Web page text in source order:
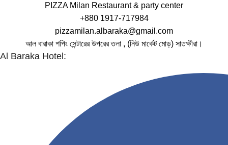
PIZZA Milan Restaurant & party center
+880 1917-717984
pizzamilan.albaraka@gmail.com
আল বারাকা শপিং সেন্টারের উপরের তলা , (নিউ মার্কেট মোড়) সাতক্ষীরা।
Al Baraka Hotel: